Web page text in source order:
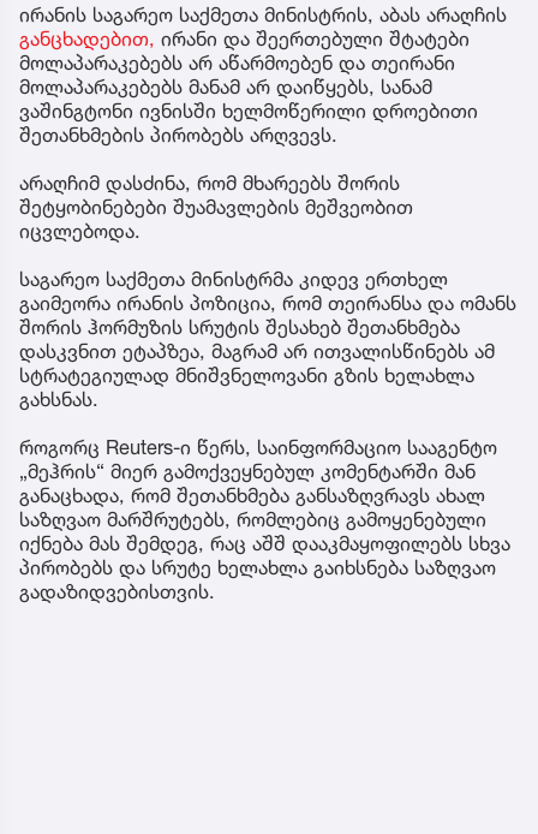
ირანის საგარეო საქმეთა მინისტრის, აბას არაღჩის
განცხადებით, ირანი და შეერთებული შტატები
მოლაპარაკებებს არ აწარმოებენ და თეირანი
მოლაპარაკებებს მანამ არ დაიწყებს, სანამ
ვაშინგტონი ივნისში ხელმოწერილი დროებითი
შეთანხმების პირობებს არღვევს.
არაღჩიმ დასძინა, რომ მხარეებს შორის
შეტყობინებები შუამავლების მეშვეობით
იცვლებოდა.
საგარეო საქმეთა მინისტრმა კიდევ ერთხელ
გაიმეორა ირანის პოზიცია, რომ თეირანსა და ომანს
შორის ჰორმუზის სრუტის შესახებ შეთანხმება
დასკვნით ეტაპზეა, მაგრამ არ ითვალისწინებს ამ
სტრატეგიულად მნიშვნელოვანი გზის ხელახლა
გახსნას.
როგორც Reuters-ი წერს, საინფორმაციო სააგენტო
„მეჰრის“ მიერ გამოქვეყნებულ კომენტარში მან
განაცხადა, რომ შეთანხმება განსაზღვრავს ახალ
საზღვაო მარშრუტებს, რომლებიც გამოყენებული
იქნება მას შემდეგ, რაც აშშ დააკმაყოფილებს სხვა
პირობებს და სრუტე ხელახლა გაიხსნება საზღვაო
გადაზიდვებისთვის.